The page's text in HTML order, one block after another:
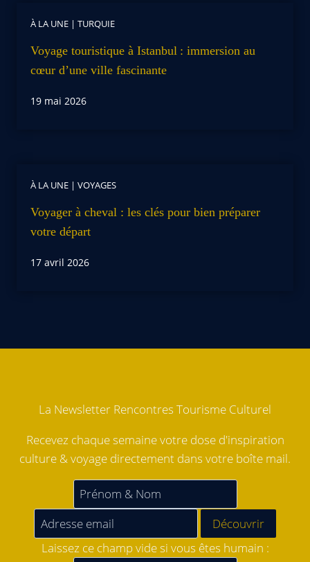
À LA UNE | TURQUIE
Voyage touristique à Istanbul : immersion au
cœur d’une ville fascinante
19 mai 2026
À LA UNE | VOYAGES
Voyager à cheval : les clés pour bien préparer
votre départ
17 avril 2026
La Newsletter Rencontres Tourisme Culturel
Recevez chaque semaine votre dose d'inspiration
culture & voyage directement dans votre boîte mail.
Laissez ce champ vide si vous êtes humain :